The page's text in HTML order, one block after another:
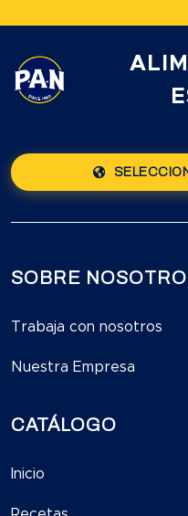
SOBRE
Trabaja con nosotros
Nuestra Empresa
CATÁLOGO
Inicio